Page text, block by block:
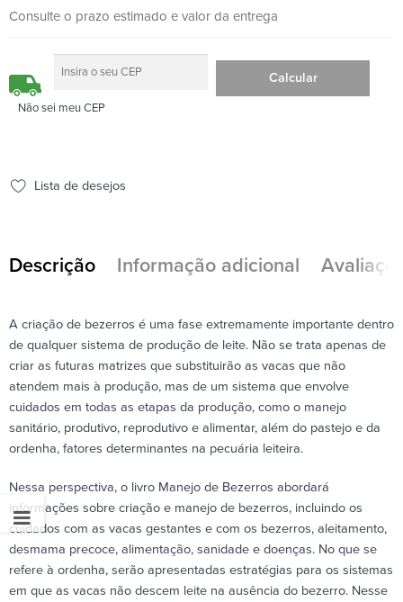
Consulte o prazo estimado e valor da entrega
Não sei meu CEP
Lista de desejos
Descrição Informação adicional
A criação de bezerros é uma fase extremamente importante dentro
de qualquer sistema de produção de leite. Não se trata apenas de
criar as futuras matrizes que substituirão as vacas que não
atendem mais à produção, mas de um sistema que envolve
cuidados em todas as etapas da produção, como o manejo
sanitário, produtivo, reprodutivo e alimentar, além do pastejo e da
ordenha, fatores determinantes na pecuária leiteira.
Nessa perspectiva, o livro Manejo de Bezerros abordará
informações sobre criação e manejo de bezerros, incluindo os
cuidados com as vacas gestantes e com os bezerros, aleitamento,
desmama precoce, alimentação, sanidade e doenças. No que se
refere à ordenha, serão apresentadas estratégias para os sistemas
em que as vacas não descem leite na ausência do bezerro. Nesse